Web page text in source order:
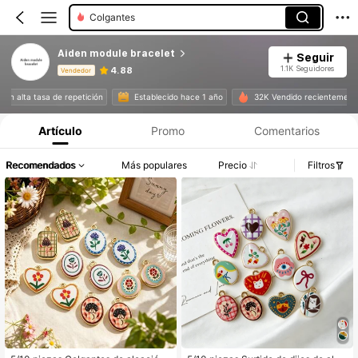
Colgantes
Aiden module bracelet
Vendedor 4.88
Seguir
1.1K Seguidores
con alta tasa de repetición Establecido hace 1 año 32K Vendido Información del producto: Divulgación de precios, detalles de ventas y existencias.
Artículo Promo Comentarios
Recomendados Más populares Precio Filtros